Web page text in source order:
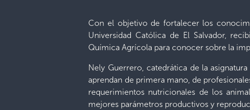
Con el objetivo de fortalecer los
Universidad Católica de El Salvador,
Química Agrícola para conocer sobre la
Nely Guerrero, catedrática de la
aprendan de primera mano, de
requerimientos nutricionales de los
mejores parámetros productivos y